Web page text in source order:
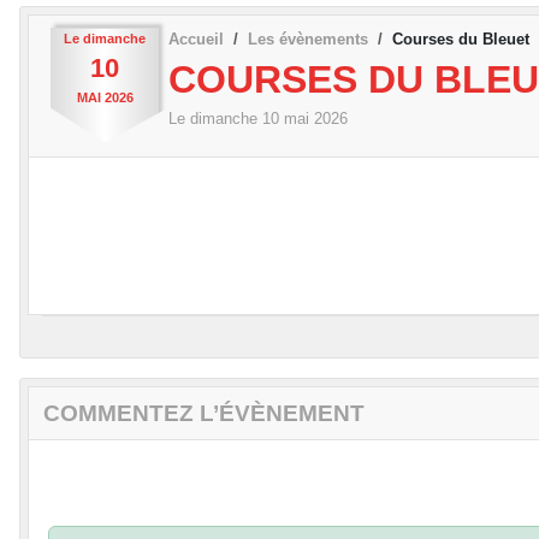
Le dimanche
10
MAI 2026
Accueil Les évènements Courses du Bleuet
COURSES DU
Le dimanche 10 mai 2026
COMMENTEZ L’ÉVÈNEMENT